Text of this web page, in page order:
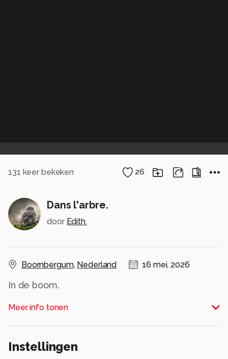
131 keer bekeken 26
Dans l'arbre.
door Edith.
Boornbergum, Nederland 16 mei, 2026
In de boom.
Gistermiddag, zag ik een reiger vliegen, voor en
dus ging ik gauw mijn fototoestel pakken.
Meer info tonen
Instellingen